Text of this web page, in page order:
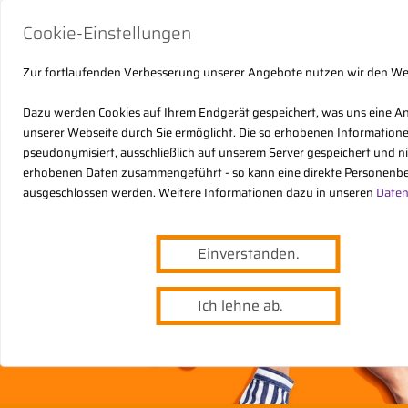
Cookie-Einstellungen
Zur fortlaufenden Verbesserung unserer Angebote nutzen wir den
Dazu werden Cookies auf Ihrem Endgerät gespeichert, was uns eine
unserer Webseite durch Sie ermöglicht. Die so erhobenen
pseudonymisiert, ausschließlich auf unserem Server gespeichert und
erhobenen Daten zusammengeführt - so kann eine direkte
ausgeschlossen werden. Weitere Informationen dazu in unseren
Einverstanden.
Ich lehne ab.